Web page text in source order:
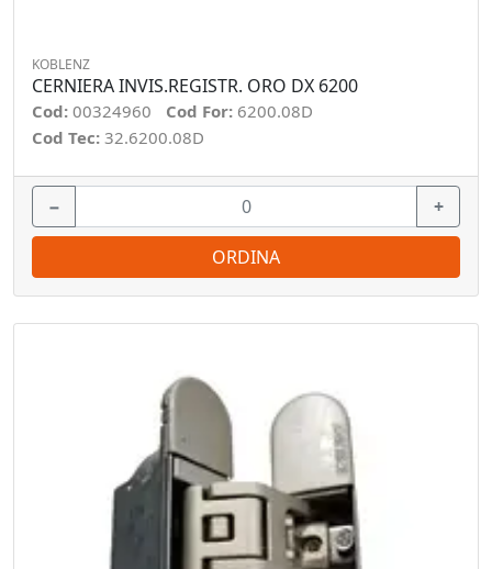
KOBLENZ
CERNIERA INVIS.REGISTR. ORO DX 6200
Cod: 00324960 Cod For: 6200.08D
Cod Tec: 32.6200.08D
− +
ORDINA